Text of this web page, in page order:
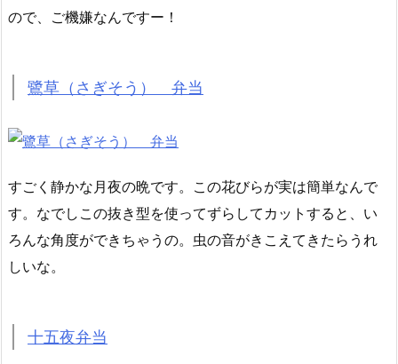
ので、ご機嫌なんですー！
鷺草（さぎそう） 弁当
すごく静かな月夜の晩です。この花びらが実は簡単なんで
す。なでしこの抜き型を使ってずらしてカットすると、い
ろんな角度ができちゃうの。虫の音がきこえてきたらうれ
しいな。
十五夜弁当